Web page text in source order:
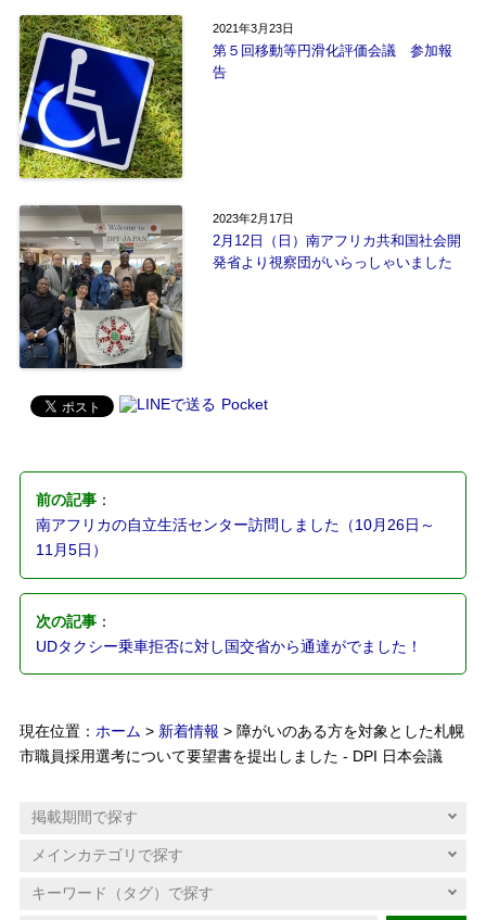
2021年3月23日
第５回移動等円滑化評価会議 参加報
告
2023年2月17日
2月12日（日）南アフリカ共和国社会開
発省より視察団がいらっしゃいました
Pocket
前の記事：
南アフリカの自立生活センター訪問しました（10月26日～
11月5日）
次の記事：
UDタクシー乗車拒否に対し国交省から通達がでました！
現在位置： ホーム > 新着情報 > 障がいのある方を対象とした札幌
市職員採用選考について要望書を提出しました - DPI 日本会議